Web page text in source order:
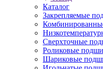
Каталог
Закрепляемые
Сверхточные
Роликовые
Шариковые